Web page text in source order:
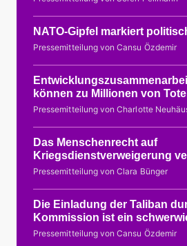
NATO-Gipfel markiert
Pressemitteilung von Cansu Özdemir
können zu Millionen von
Pressemitteilung von Charlotte
Das Menschenrecht auf
Kriegsdienstverweigerung
Pressemitteilung von Clara Bünger
Die Einladung der Taliban
Kommission ist ein
Pressemitteilung von Cansu Özdemir